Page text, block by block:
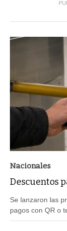
Nacionales
Descuentos
Se lanzaron las
pagos con QR o